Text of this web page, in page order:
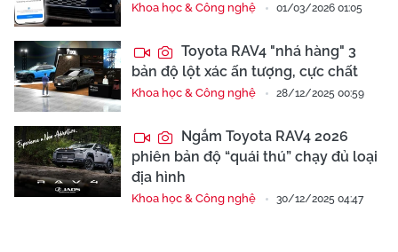
Khoa học & Công nghệ 01/03/2026 01:05
Toyota RAV4 "nhá hàng" 3
bản độ lột xác ấn tượng, cực chất
Khoa học & Công nghệ 28/12/2025 00:59
Ngắm Toyota RAV4 2026
phiên bản độ “quái thú” chạy đủ loại
địa hình
Khoa học & Công nghệ 30/12/2025 04:47